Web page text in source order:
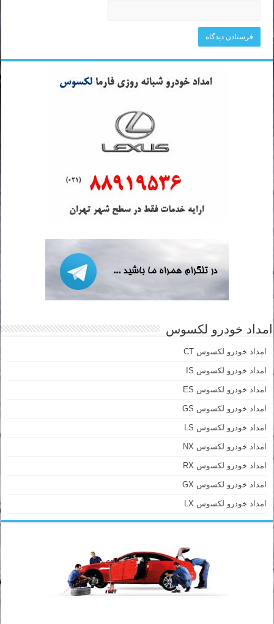
امداد خودرو لکسوس
امداد خودرو لکسوس CT
امداد خودرو لکسوس IS
امداد خودرو لکسوس ES
امداد خودرو لکسوس GS
امداد خودرو لکسوس LS
امداد خودرو لکسوس NX
امداد خودرو لکسوس RX
امداد خودرو لکسوس GX
امداد خودرو لکسوس LX